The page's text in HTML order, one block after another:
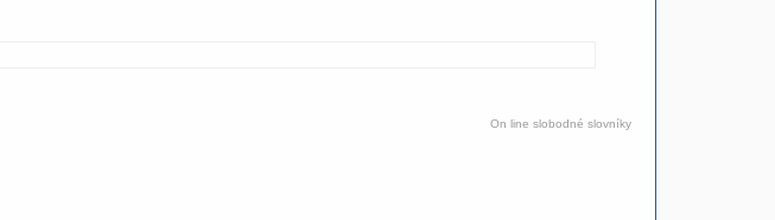
On line slobodné slovníky